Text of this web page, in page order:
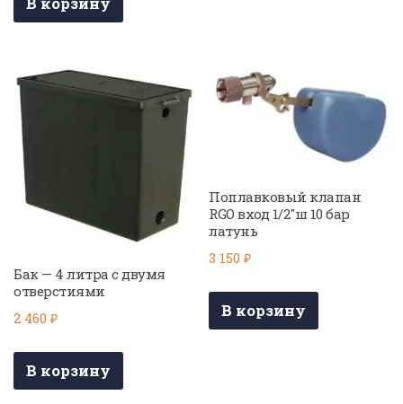
Бак — 4 литра с двумя
отверстиями
2 460 ₽
В корзину
Поплавковый клапан
RGO вход 1/2″ш 10 бар
латунь
3 150₽
В корзину